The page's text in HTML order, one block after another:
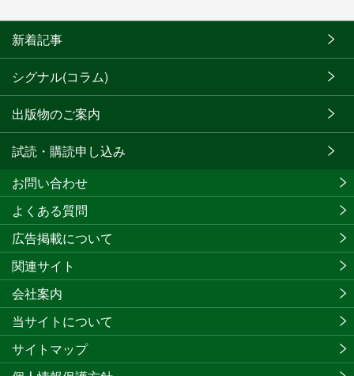
新着記事
シグナル(コラム)
出版物のご案内
試読・購読申し込み
お問い合わせ
よくある質問
広告掲載について
関連サイト
会社案内
当サイトについて
サイトマップ